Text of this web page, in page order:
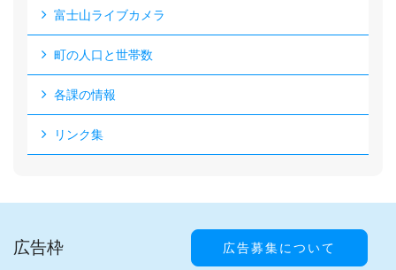
富士山ライブカメラ
町の人口と世帯数
各課の情報
リンク集
広告枠 広告募集について